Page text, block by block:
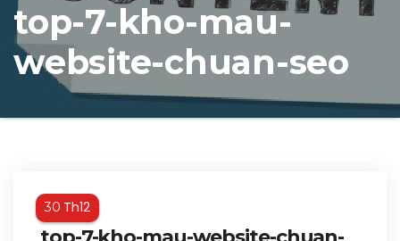
top-7-kho-mau-
website-chuan-seo
30 Th12